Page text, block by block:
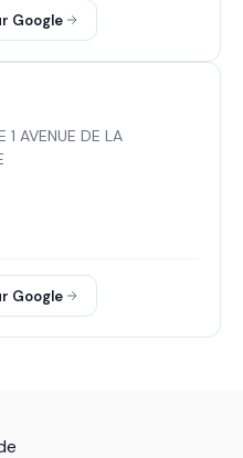
Google
1 AVENUE DE LA
Google